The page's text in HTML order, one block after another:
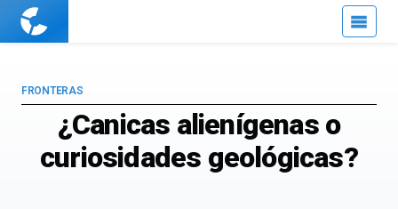
Cuaderno
¿Canicas alienígenas o
curiosidades geológicas?
FRONTERAS